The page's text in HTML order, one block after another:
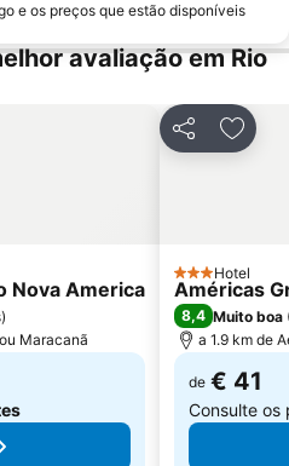
Santa Teresa
Riocentro Convention Centre
Voo de Asa Delta
Engenhão
e os preços que estão disponíveis
avaliação em Rio
Nova America
)
Maracanã
Partilhar
3 Estrelas
Hotel
Américas
8,4 Muito boa
a 1.9 km de
de € 41
Consulte